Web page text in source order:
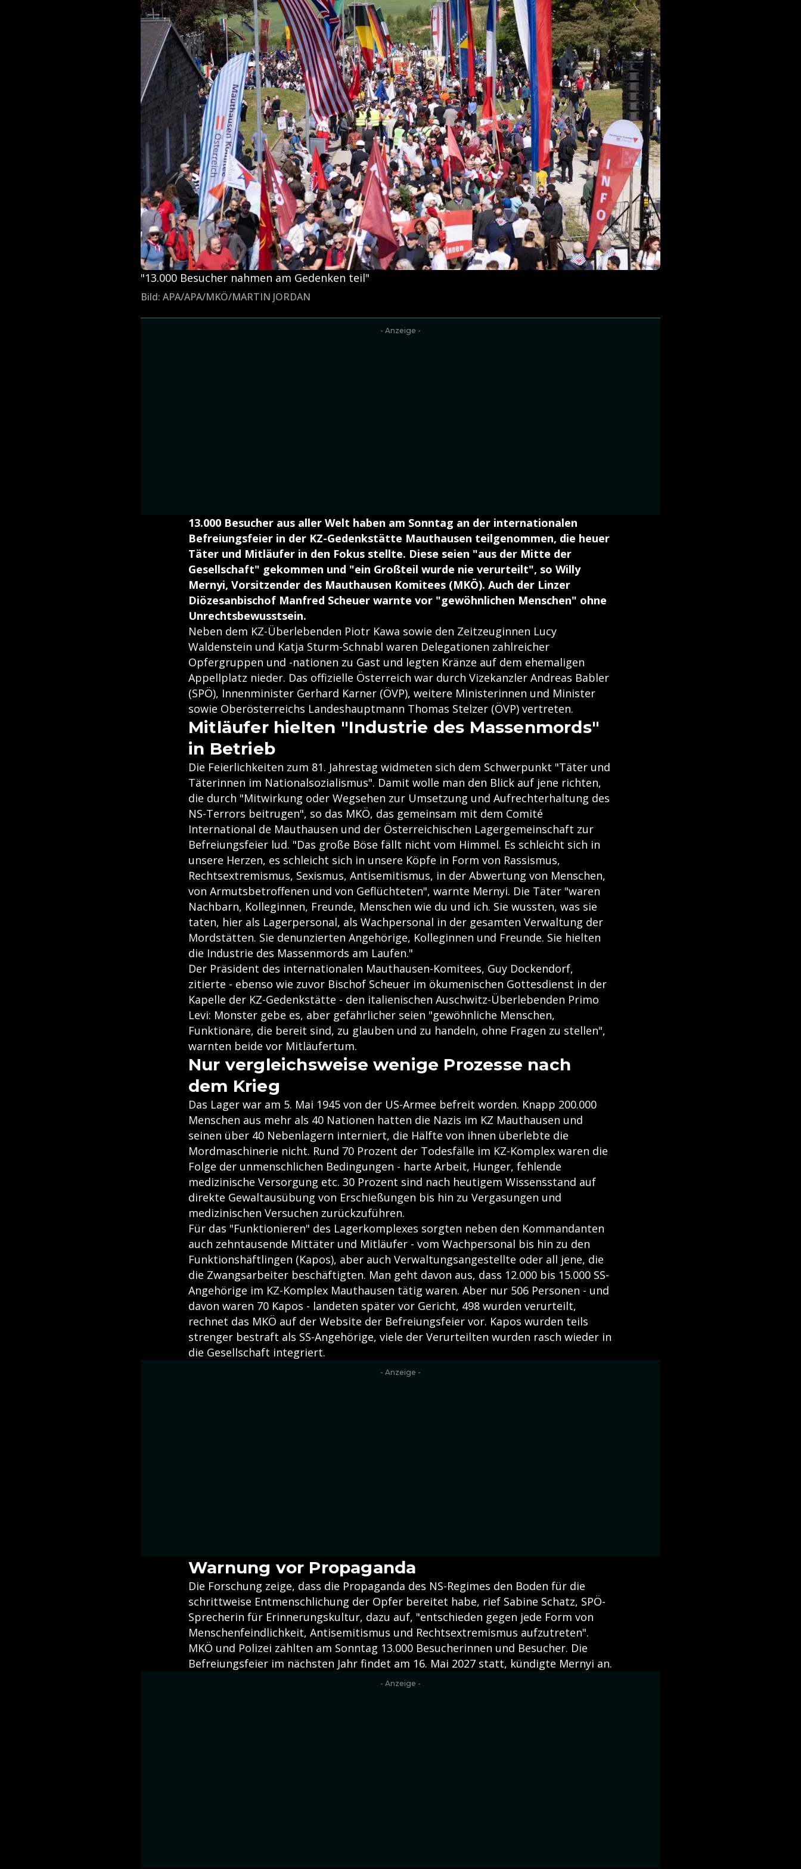
"13.000 Besucher nahmen am Gedenken teil"
Bild: APA/APA/MKÖ/MARTIN JORDAN
- Anzeige -
13.000 Besucher aus aller Welt haben am Sonntag an der internationalen
Befreiungsfeier in der KZ-Gedenkstätte Mauthausen teilgenommen, die heuer
Täter und Mitläufer in den Fokus stellte. Diese seien "aus der Mitte der
Gesellschaft" gekommen und "ein Großteil wurde nie verurteilt", so Willy
Mernyi, Vorsitzender des Mauthausen Komitees (MKÖ). Auch der Linzer
Diözesanbischof Manfred Scheuer warnte vor "gewöhnlichen Menschen" ohne
Unrechtsbewusstsein.
Neben dem KZ-Überlebenden Piotr Kawa sowie den Zeitzeuginnen Lucy
Waldenstein und Katja Sturm-Schnabl waren Delegationen zahlreicher
Opfergruppen und -nationen zu Gast und legten Kränze auf dem ehemaligen
Appellplatz nieder. Das offizielle Österreich war durch Vizekanzler Andreas Babler
(SPÖ), Innenminister Gerhard Karner (ÖVP), weitere Ministerinnen und Minister
sowie Oberösterreichs Landeshauptmann Thomas Stelzer (ÖVP) vertreten.
Mitläufer hielten "Industrie des Massenmords"
in Betrieb
Die Feierlichkeiten zum 81. Jahrestag widmeten sich dem Schwerpunkt "Täter und
Täterinnen im Nationalsozialismus". Damit wolle man den Blick auf jene richten,
die durch "Mitwirkung oder Wegsehen zur Umsetzung und Aufrechterhaltung des
NS-Terrors beitrugen", so das MKÖ, das gemeinsam mit dem Comité
International de Mauthausen und der Österreichischen Lagergemeinschaft zur
Befreiungsfeier lud. "Das große Böse fällt nicht vom Himmel. Es schleicht sich in
unsere Herzen, es schleicht sich in unsere Köpfe in Form von Rassismus,
Rechtsextremismus, Sexismus, Antisemitismus, in der Abwertung von Menschen,
von Armutsbetroffenen und von Geflüchteten", warnte Mernyi. Die Täter "waren
Nachbarn, Kolleginnen, Freunde, Menschen wie du und ich. Sie wussten, was sie
taten, hier als Lagerpersonal, als Wachpersonal in der gesamten Verwaltung der
Mordstätten. Sie denunzierten Angehörige, Kolleginnen und Freunde. Sie hielten
die Industrie des Massenmords am Laufen."
Der Präsident des internationalen Mauthausen-Komitees, Guy Dockendorf,
zitierte - ebenso wie zuvor Bischof Scheuer im ökumenischen Gottesdienst in der
Kapelle der KZ-Gedenkstätte - den italienischen Auschwitz-Überlebenden Primo
Levi: Monster gebe es, aber gefährlicher seien "gewöhnliche Menschen,
Funktionäre, die bereit sind, zu glauben und zu handeln, ohne Fragen zu stellen",
warnten beide vor Mitläufertum.
Nur vergleichsweise wenige Prozesse nach
dem Krieg
Das Lager war am 5. Mai 1945 von der US-Armee befreit worden. Knapp 200.000
Menschen aus mehr als 40 Nationen hatten die Nazis im KZ Mauthausen und
seinen über 40 Nebenlagern interniert, die Hälfte von ihnen überlebte die
Mordmaschinerie nicht. Rund 70 Prozent der Todesfälle im KZ-Komplex waren die
Folge der unmenschlichen Bedingungen - harte Arbeit, Hunger, fehlende
medizinische Versorgung etc. 30 Prozent sind nach heutigem Wissensstand auf
direkte Gewaltausübung von Erschießungen bis hin zu Vergasungen und
medizinischen Versuchen zurückzuführen.
Für das "Funktionieren" des Lagerkomplexes sorgten neben den Kommandanten
auch zehntausende Mittäter und Mitläufer - vom Wachpersonal bis hin zu den
Funktionshäftlingen (Kapos), aber auch Verwaltungsangestellte oder all jene, die
die Zwangsarbeiter beschäftigten. Man geht davon aus, dass 12.000 bis 15.000 SS-
Angehörige im KZ-Komplex Mauthausen tätig waren. Aber nur 506 Personen - und
davon waren 70 Kapos - landeten später vor Gericht, 498 wurden verurteilt,
rechnet das MKÖ auf der Website der Befreiungsfeier vor. Kapos wurden teils
strenger bestraft als SS-Angehörige, viele der Verurteilten wurden rasch wieder in
die Gesellschaft integriert.
- Anzeige -
Warnung vor Propaganda
Die Forschung zeige, dass die Propaganda des NS-Regimes den Boden für die
schrittweise Entmenschlichung der Opfer bereitet habe, rief Sabine Schatz, SPÖ-
Sprecherin für Erinnerungskultur, dazu auf, "entschieden gegen jede Form von
Menschenfeindlichkeit, Antisemitismus und Rechtsextremismus aufzutreten".
MKÖ und Polizei zählten am Sonntag 13.000 Besucherinnen und Besucher. Die
Befreiungsfeier im nächsten Jahr findet am 16. Mai 2027 statt, kündigte Mernyi an.
- Anzeige -